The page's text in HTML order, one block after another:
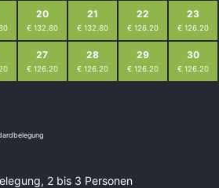
20
€ 132.80
21
€ 132.80
22
€ 126.20
23
€ 126.20
27
€ 126.20
28
€ 126.20
29
€ 126.20
30
€ 126.20
2 bis 3 Personen